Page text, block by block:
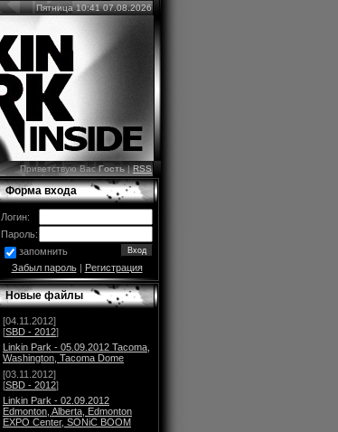
Пятница 10:41 07.08.2026
Приветствую ВасГость|RSS
Форма входа
Логин:
Пароль:
запомнить
Забыл пароль| Регистрация
Новые файлы
[04.11.2012]
[SBD - 2012]
Linkin Park - 05.09.2012 Tacoma,
Washington, Tacoma Dome
[03.11.2012]
[SBD - 2012]
Linkin Park - 02.09.2012
Edmonton, Alberta, Edmonton
EXPO Center, SONiC BOOM